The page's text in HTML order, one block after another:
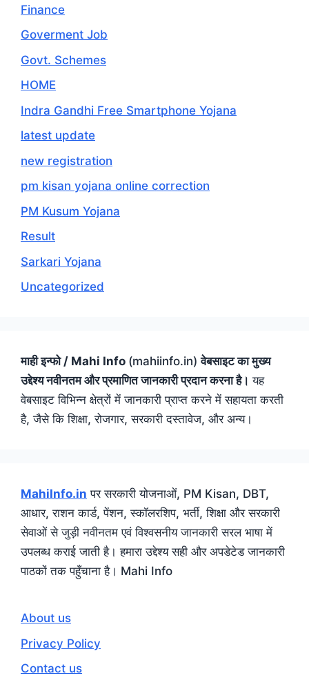
Finance
Goverment Job
Govt. Schemes
HOME
Indra Gandhi Free Smartphone Yojana
latest update
new registration
pm kisan yojana online correction
PM Kusum Yojana
Result
Sarkari Yojana
Uncategorized
माही इन्फो / Mahi Info (mahiinfo.in)वेबसाइट का मुख्य
उद्देश्य नवीनतम और प्रमाणित जानकारी प्रदान करना है। यह
वेबसाइट विभिन्न क्षेत्रों में जानकारी प्राप्त करने में सहायता करती
है, जैसे कि शिक्षा, रोजगार, सरकारी दस्तावेज, और अन्य।
MahiInfo.in पर सरकारी योजनाओं, PM Kisan, DBT,
आधार, राशन कार्ड, पेंशन, स्कॉलरशिप, भर्ती, शिक्षा और सरकारी
सेवाओं से जुड़ी नवीनतम एवं विश्वसनीय जानकारी सरल भाषा में
उपलब्ध कराई जाती है। हमारा उद्देश्य सही और अपडेटेड जानकारी
पाठकों तक पहुँचाना है। Mahi Info
About us
Privacy Policy
Contact us